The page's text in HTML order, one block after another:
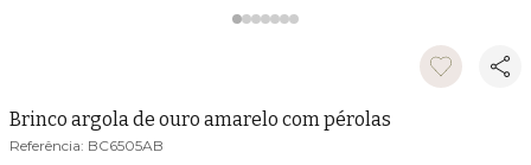
Brinco argola de ouro amarelo com pérolas
BC6505AB